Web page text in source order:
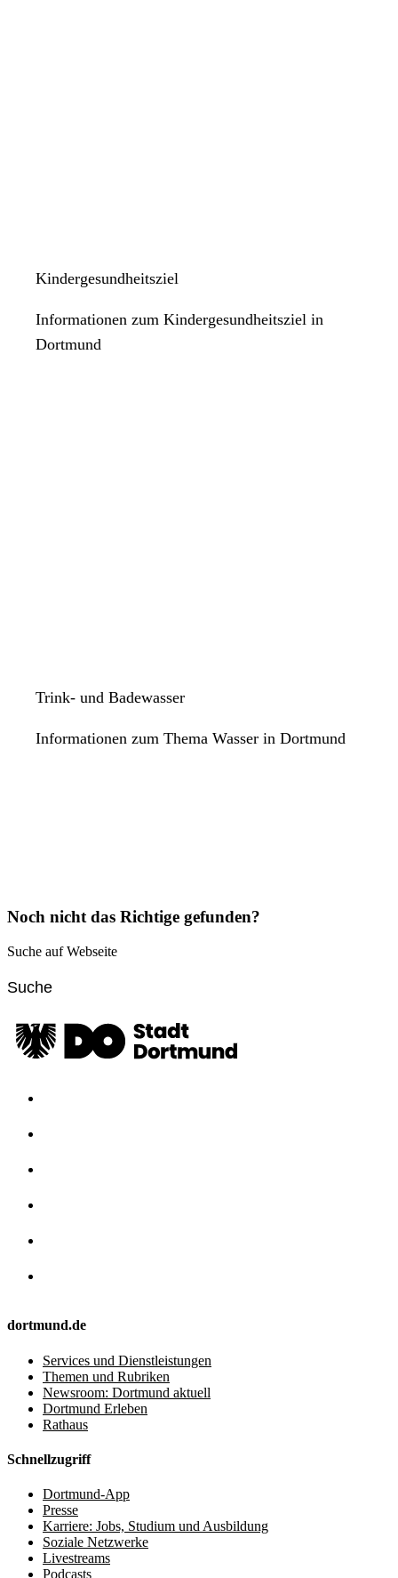
Kindergesundheitsziel
Informationen zum Kindergesundheitsziel in
Dortmund
Trink- und Badewasser
Informationen zum Thema Wasser in Dortmund
Noch nicht das Richtige gefunden?
Suche auf Webseite
dortmund.de
Services und Dienstleistungen
Themen und Rubriken
Newsroom: Dortmund aktuell
Dortmund Erleben
Rathaus
Schnellzugriff
Dortmund-App
Presse
Karriere: Jobs, Studium und Ausbildung
Soziale Netzwerke
Livestreams
Podcasts